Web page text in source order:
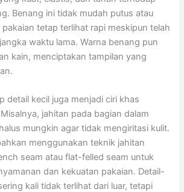
Benang ini tidak mudah putus atau
tetap terlihat rapi meskipun telah
waktu lama. Warna benang pun
kain, menciptakan tampilan yang
detail kecil juga menjadi ciri khas
jahitan pada bagian dalam
mungkin agar tidak mengiritasi kulit.
menggunakan teknik jahitan
seam atau flat-felled seam untuk
dan kekuatan pakaian. Detail-
kali tidak terlihat dari luar, tetapi